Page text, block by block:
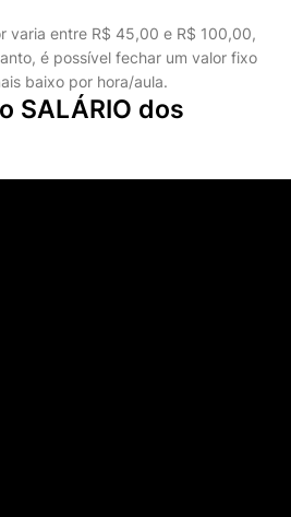
varia entre R$ 45,00 e R$ 100,00,
é possível fechar um valor fixo
baixo por hora/aula.
SALÁRIO dos